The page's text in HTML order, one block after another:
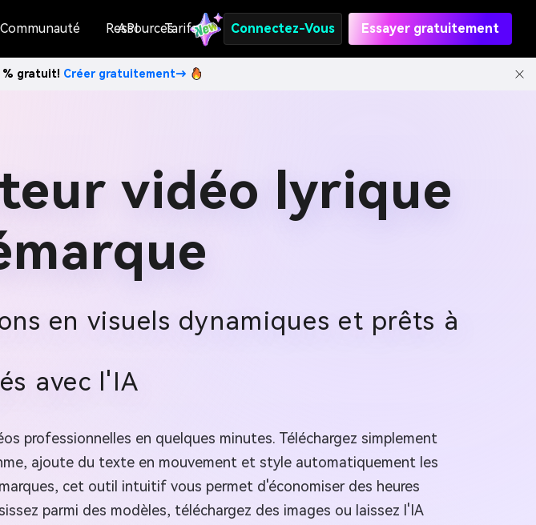
Communauté Ressources
API Tarifs Connectez-Vous Essayer gratuitement
% gratuit! Créer gratuitement→
vidéo lyrique
en visuels dynamiques et prêts à
avec l'IA
professionnelles en quelques minutes. Téléchargez simplement
ajoute du texte en mouvement et style automatiquement les
cet outil intuitif vous permet d'économiser des heures
parmi des modèles, téléchargez des images ou laissez l'IA